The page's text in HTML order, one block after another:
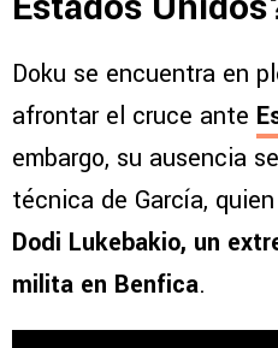
Doku se encuentra en
afrontar el cruce ante
embargo, su ausencia
técnica de García, quien
Dodi Lukebakio, un
milita en Benfica.